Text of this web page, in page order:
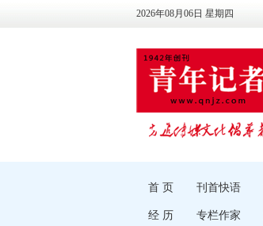
2026年08月06日 星期四
首 页 刊首快语
经 历 专栏作家